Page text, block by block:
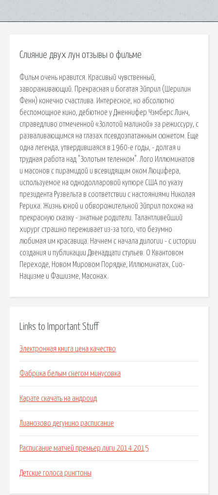
Слияние двух лун отзывы о фильме
Фильм очень нравится. Красивый чувственный,
завораживающий. Прекрасная и богатая Эйприл (Шерилин
Фенн) конечно счастлива. Интересное, но абсолютно
беспомощное кино, дебютное у Дженнифер Чэмберс Линч,
справедливо отмеченной «Золотой малиной» за режиссуру, с
разваливающимся на глазах псевдоэпатажным сюжетом. Еще
одна легенда, утвердившаяся в 1960-е годы, - долгая и
трудная работа над "Золотым теленком". Лого Иллюминатов
и масонов с пирамидой и всевидящим оком Люцифера,
используемое на однодолларовой купюре США по указу
президента Рузвельта в соответствии с настояниями Николая
Рериха. Жизнь юной и обворожительной Эйприл похожа на
прекрасную сказку - знатные родители. Талантливейший
хирург страшно переживает из-за того, что безумно
любимая им красавица. Начнем с начала дилогии - с истории
создания и публикации Двенадцати стульев. О Квантовом
Переходе, Новом Мировом Порядке, Иллюминатах, Сио-
Нацизме и Фашизме, Масонах.
Links to Important Stuff
Электронная книга цена качество
Фабрика белым снегом минусовка
Карате скачать на андроид
Лианозово дегунино расписание
Расписание матчей премьер лиги 2014 2015
Детские голоса рингтоны